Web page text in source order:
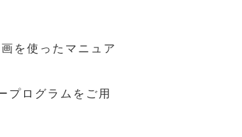
を使ったマニュア
プログラムをご用